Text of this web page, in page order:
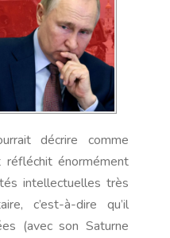
décrire comme
énormément
intellectuelles très
c’est-à-dire qu’il
(avec son Saturne